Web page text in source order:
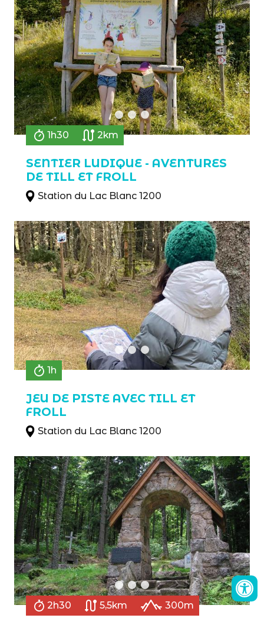
1h30 2km
SENTIER LUDIQUE - AVENTURES
DE TILL ET FROLL
Station du Lac Blanc 1200
1h
JEU DE PISTE AVEC TILL ET
FROLL
Station du Lac Blanc 1200
2h30 5,5km 300m